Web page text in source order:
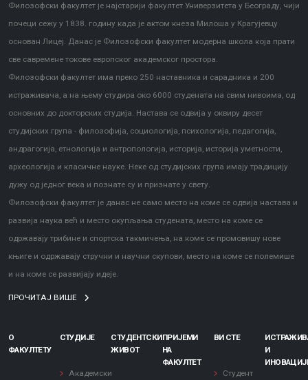
Филозофски факултет је најстарији факултет Универзитета у Београду, чији
почеци сежу у 1838. годину када је актом кнеза Милоша у Крагујевцу
основан Лицеј. Данас је Филозофски факултет модерна школа која прати
све савремене токове европског академског простора.
Филозофски факултет има преко 250 наставника и сарадника и 200
истраживача, а на њему студира око 6000 студената на свим нивоима, од
основних до докторских студија. Настава се одвија у оквиру десет
студијских група - филозофија, социологија, психологија, педагогија,
андрагогија, етнологија и антропологија, историја, историја уметности,
археологија и класичне науке. Неке од студијских група имају традицију
дужу од једног века и познате су и признате у свету.
Филозофски факултет је данас не само место на коме се одвија настава и
развија наука већ и место окупљања студената, место на коме се
одржавају трибине и спортска такмичења, на коме се промовишу нове
књиге и одржавају стручни и научни скупови, место на коме се полемише
и на коме се развијају идеје.
ПРОЧИТАЈ ВИШЕ
О
ФАКУЛТЕТУ
СТУДИЈЕ
Академски
СТУДЕНТСКИ
ЖИВОТ
ПРИЈЕМИ
НА
ФАКУЛТЕТ
ВИ СТЕ
Студент
И